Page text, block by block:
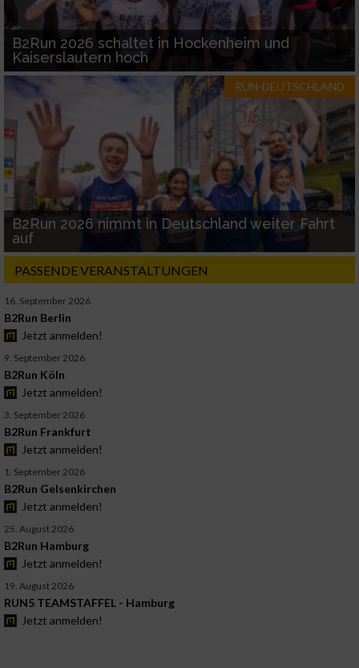
B2Run 2026 schaltet in Hockenheim und
Kaiserslautern hoch
RUN-DEUTSCHLAND
B2Run 2026 nimmt in Deutschland weiter Fahrt
auf
PASSENDE VERANSTALTUNGEN
16. September 2026
B2Run Berlin
Jetzt anmelden!
9. September 2026
B2Run Köln
Jetzt anmelden!
3. September 2026
B2Run Frankfurt
Jetzt anmelden!
1. September 2026
B2Run Gelsenkirchen
Jetzt anmelden!
25. August 2026
B2Run Hamburg
Jetzt anmelden!
19. August 2026
RUN5 TEAMSTAFFEL - Hamburg
Jetzt anmelden!